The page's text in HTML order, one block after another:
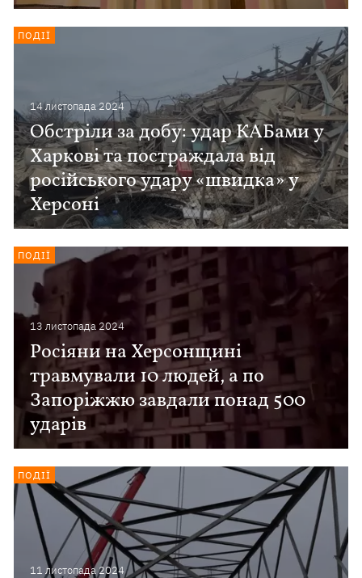
14 листопада 2024
Обстріли за добу: удар КАБами у
Харкові та постраждала від
російського удару «швидка» у
Херсоні
ПОДІЇ
13 листопада 2024
Росіяни на Херсонщині
травмували 10 людей, а по
Запоріжжю завдали понад 500
ударів
ПОДІЇ
11 листопада 2024
ПОДІЇ